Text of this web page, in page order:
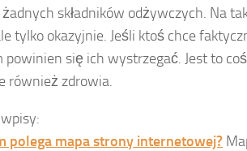
składników odżywczych. Na
tylko okazyjnie. Jeśli ktoś chce
powinien się ich wystrzegać. Jest to
również zdrowia.
polega mapa strony internetowej?